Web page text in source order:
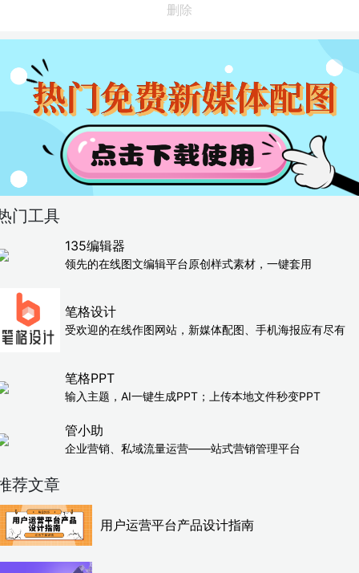
删除
门工具
135编辑器
领先的在线图文编辑平台原创样式素材，一键套用
笔格设计
受欢迎的在线作图网站，新媒体配图、手机海报应有尽有
笔格PPT
输入主题，AI一键生成PPT；上传本地文件秒变PPT
管小助
企业营销、私域流量运营——站式营销管理平台
荐文章
用户运营平台产品设计指南